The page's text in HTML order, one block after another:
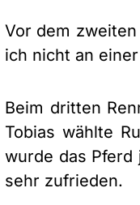
Vor dem
ich nicht an
Beim dritten
Tobias wählte
wurde das Pferd
sehr zufrieden.